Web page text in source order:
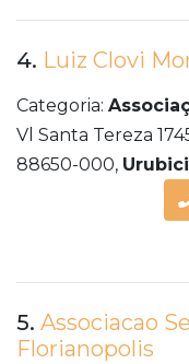
4. Luiz Clovi
Categoria:
Vl Santa Tereza
88650-000, Urubici
5. Associacao
Florianopolis